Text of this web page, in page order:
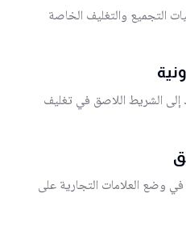
التجميع والتغليف الخاصة
الشريط اللاصق في تغليف
وضع العلامات التجارية على